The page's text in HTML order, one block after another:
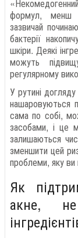
формул, менш
зазвичай
бактерії
шкіри. Деякі
можуть
регулярному
У рутині
нашаровуються
сама по собі,
засобами, і це
залишаються
зменшити цей
проблеми, яку ви
Як
акне,